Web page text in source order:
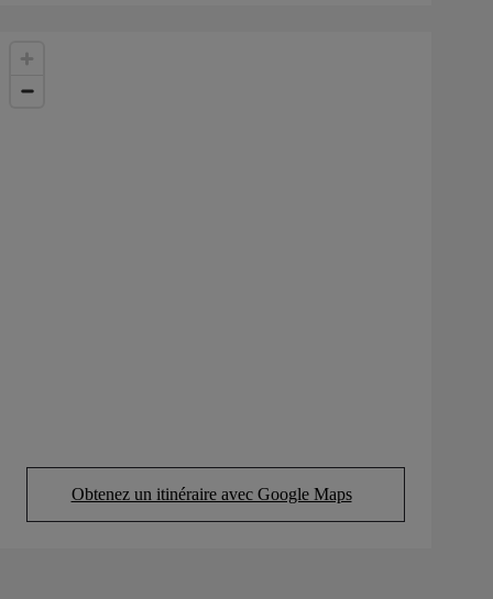
Obtenez un itinéraire avec Google Maps
(Opens in new tab)